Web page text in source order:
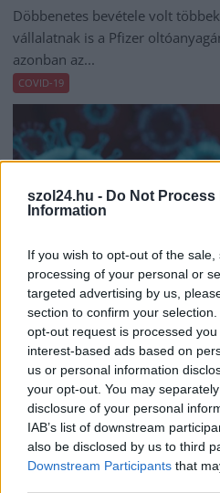
szol24.hu - Do Not Process
Information
If you wish to opt-out of the
processing of your personal or
targeted advertising by us,
section to confirm your
opt-out request is processed
interest-based ads based on
us or personal information
your opt-out. You may
disclosure of your personal
IAB’s list of downstream
also be disclosed by us to third
Downstream Participants that
Döbbenetes bevétele volt
vállalatnak is a Pfizer
azonban az...
COVID-19
2023.04.11. Nagy László
Minden eddiginél
arra, honnan
Elemezték a vuhani piacról
amelyekből egyértelműnek